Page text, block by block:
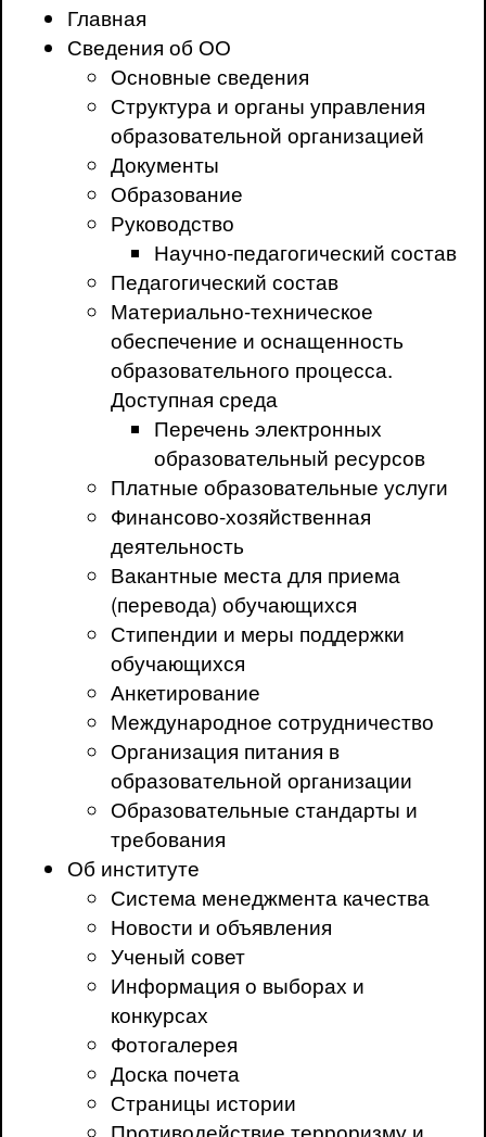
Главная
Сведения об ОО
Основные сведения
Структура и органы управления
образовательной организацией
Документы
Образование
Руководство
Научно-педагогический состав
Педагогический состав
Материально-техническое
обеспечение и оснащенность
образовательного процесса.
Доступная среда
Перечень электронных
образовательный ресурсов
Платные образовательные услуги
Финансово-хозяйственная
деятельность
Вакантные места для приема
(перевода) обучающихся
Стипендии и меры поддержки
обучающихся
Анкетирование
Международное сотрудничество
Организация питания в
образовательной организации
Образовательные стандарты и
требования
Об институте
Система менеджмента качества
Новости и объявления
Ученый совет
Информация о выборах и
конкурсах
Фотогалерея
Доска почета
Страницы истории
Противодействие терроризму и